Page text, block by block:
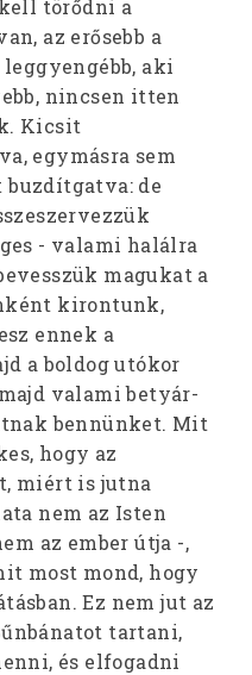
törődni a
az erősebb a
leggyengébb, aki
nincsen itten
Kicsit
egymásra sem
buzdítgatva: de
- valami halálra
magukat a
kirontunk,
ennek a
a boldog utókor
valami betyár-
bennünket. Mit
hogy az
miért is jutna
nem az Isten
az ember útja -,
most mond, hogy
Ez nem jut az
tartani,
és elfogadni